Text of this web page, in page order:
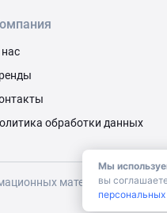
Мы
вы
обработки данных
материалов